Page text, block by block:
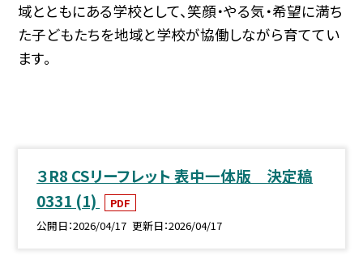
域とともにある学校として、笑顔・やる気・希望に満ち
た子どもたちを地域と学校が協働しながら育ててい
ます。
３R8 CSリーフレット 表中一体版 決定稿
0331 (1)
PDF
公開日 2026/04/17 更新日 2026/04/17